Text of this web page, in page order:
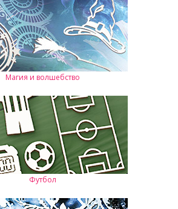
Магия и волшебство
Футбол